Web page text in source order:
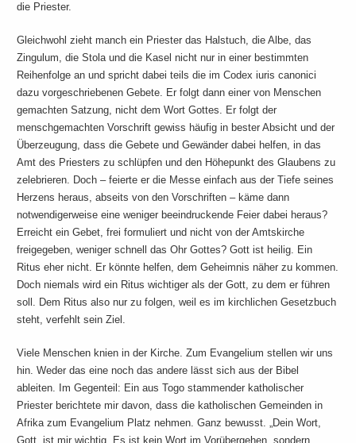
die Priester.
Gleichwohl zieht manch ein Priester das Halstuch, die Albe, das
Zingulum, die Stola und die Kasel nicht nur in einer bestimmten
Reihenfolge an und spricht dabei teils die im Codex iuris canonici
dazu vorgeschriebenen Gebete. Er folgt dann einer von Menschen
gemachten Satzung, nicht dem Wort Gottes. Er folgt der
menschgemachten Vorschrift gewiss häufig in bester Absicht und der
Überzeugung, dass die Gebete und Gewänder dabei helfen, in das
Amt des Priesters zu schlüpfen und den Höhepunkt des Glaubens zu
zelebrieren. Doch – feierte er die Messe einfach aus der Tiefe seines
Herzens heraus, abseits von den Vorschriften – käme dann
notwendigerweise eine weniger beeindruckende Feier dabei heraus?
Erreicht ein Gebet, frei formuliert und nicht von der Amtskirche
freigegeben, weniger schnell das Ohr Gottes? Gott ist heilig. Ein
Ritus eher nicht. Er könnte helfen, dem Geheimnis näher zu kommen.
Doch niemals wird ein Ritus wichtiger als der Gott, zu dem er führen
soll. Dem Ritus also nur zu folgen, weil es im kirchlichen Gesetzbuch
steht, verfehlt sein Ziel.
Viele Menschen knien in der Kirche. Zum Evangelium stellen wir uns
hin. Weder das eine noch das andere lässt sich aus der Bibel
ableiten. Im Gegenteil: Ein aus Togo stammender katholischer
Priester berichtete mir davon, dass die katholischen Gemeinden in
Afrika zum Evangelium Platz nehmen. Ganz bewusst. „Dein Wort,
Gott, ist mir wichtig. Es ist kein Wort im Vorübergehen, sondern